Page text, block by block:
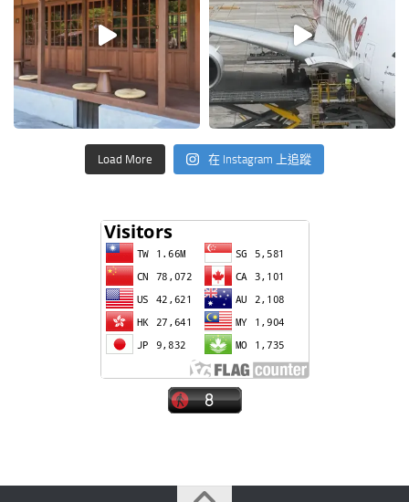
Load More 在 Instagram 上追蹤